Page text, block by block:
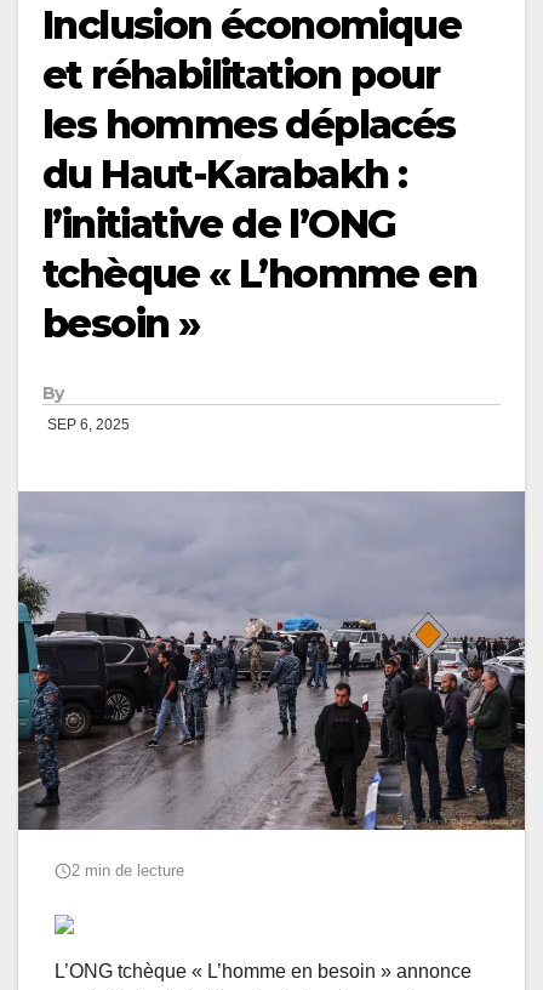
Inclusion économique
et réhabilitation pour
les hommes déplacés
du Haut-Karabakh :
l’initiative de l’ONG
tchèque « L’homme en
besoin »
By
SEP 6, 2025
2 min de lecture
L’ONG tchèque « L’homme en besoin » annonce